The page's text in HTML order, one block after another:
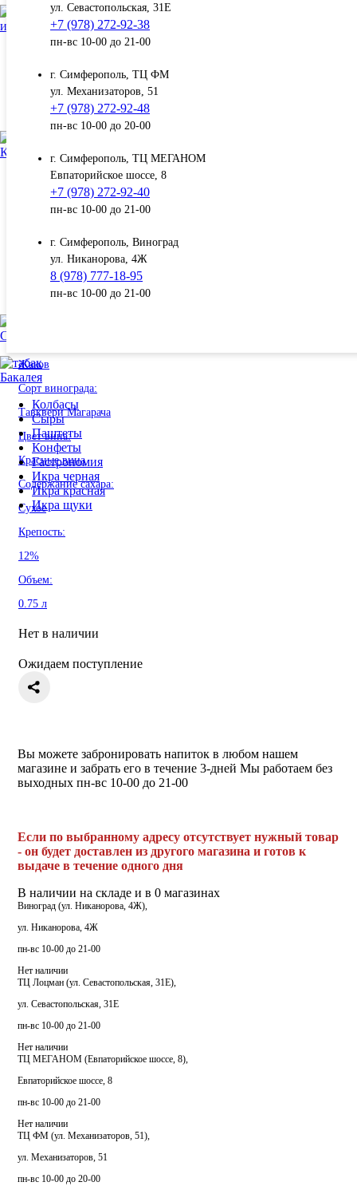
игристые вина
Игристое вино Аргентина
Игристое вино Франция
Игристое вино Италия
Игристое вино Россия
КРЕПКИЙ АЛКОГОЛЬ
Текила
Водка
Кальвадос
Виски
Арманьяк
Коньяк и бренди
Ром
СЛАБОАЛКОГОЛЬНАЯ ПРОДУКЦИЯ
Бакалея
Колбасы
Сыры
Паштеты
Конфеты
Гастрономия
Икра черная
Икра красная
Икра щуки
ул. Севастопольская, 31Е
+7 (978) 272-92-38
пн-вс 10-00 до 21-00
г. Симферополь, ТЦ ФМ
ул. Механизаторов, 51
+7 (978) 272-92-48
пн-вс 10-00 до 20-00
г. Симферополь, ТЦ МЕГАНОМ
Евпаторийское шоссе, 8
+7 (978) 272-92-40
пн-вс 10-00 до 21-00
г. Симферополь, Виноград
ул. Никанорова, 4Ж
8 (978) 777-18-95
пн-вс 10-00 до 21-00
Вина России —
Вина Крыма от лучших производителей
Жаков Тавквери Эскейп вино сухое красное 0,75 л
Жаков Тавквери Эскейп вино сухое
красное 0,75 л (Zhakov Takveri Escape)
Страна:
Регион:
Выдержка:
Жаков
Сорт винограда:
Тавквери Магарача
Цвет вина:
Красные вина
Содержание сахара:
Сухое
Крепость:
12%
Объем:
0.75 л
Нет в наличии
Ожидаем поступление
Вы можете забронировать напиток в любом нашем
магазине и забрать его в течение 3-дней Мы работаем без
выходных пн-вс 10-00 до 21-00
Если по выбранному адресу отсутствует нужный товар
- он будет доставлен из другого магазина и готов к
выдаче в течение одного дня
В наличии на складе и в 0 магазинах
Виноград (ул. Никанорова, 4Ж),
ул. Никанорова, 4Ж
пн-вс 10-00 до 21-00
Нет наличии
ТЦ Лоцман (ул. Севастопольская, 31Е),
ул. Севастопольская, 31Е
пн-вс 10-00 до 21-00
Нет наличии
ТЦ МЕГАНОМ (Евпаторийское шоссе, 8),
Евпаторийское шоссе, 8
пн-вс 10-00 до 21-00
Нет наличии
ТЦ ФМ (ул. Механизаторов, 51),
ул. Механизаторов, 51
пн-вс 10-00 до 20-00